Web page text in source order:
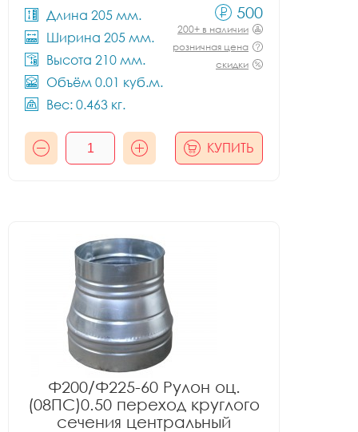
Длина 205 мм.
Ширина 205 мм.
Высота 210 мм.
Объём 0.01 куб.м.
Вес: 0.463 кг.
500
200+ в наличии
розничная цена
скидки
КУПИТЬ
Ф200/Ф225-60 Рулон оц.
(08ПС)0.50 переход круглого
сечения центральный